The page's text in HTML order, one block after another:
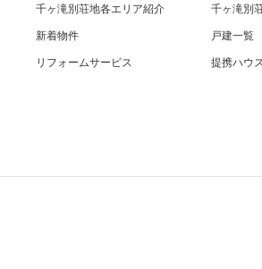
千ヶ滝別荘地各エリア紹介 千ヶ滝別
新着物件 戸建一覧
リフォームサービス 提携ハウ